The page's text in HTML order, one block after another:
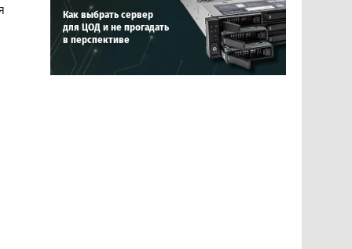
Как выбрать сервер
для ЦОД и не прогадать
в перспективе